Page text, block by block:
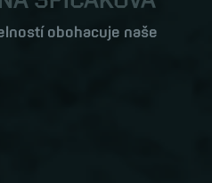
obohacuje naše